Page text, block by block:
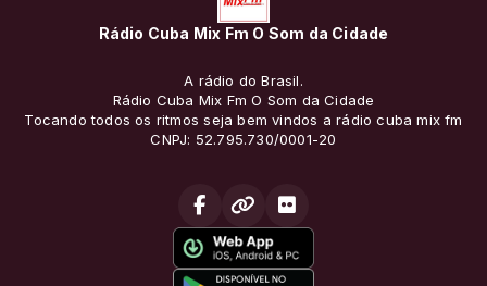
Rádio Cuba Mix Fm O Som da Cidade
A rádio do Brasil.
Rádio Cuba Mix Fm O Som da Cidade
Tocando todos os ritmos seja bem vindos a rádio cuba mix fm
CNPJ: 52.795.730/0001-20